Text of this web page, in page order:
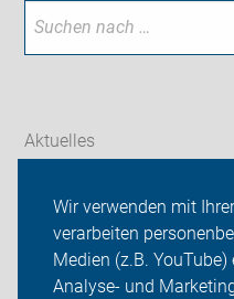
Wir verwenden mit
verarbeiten
Medien (z.B.
Analyse- und
Aktuelles
Galerien
ADFC OG Diepholz